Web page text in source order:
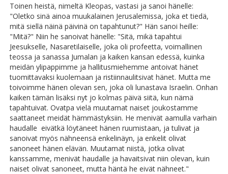
Toinen heistä, nimeltä Kleopas, vastasi ja sanoi hänelle:
"Oletko sinä ainoa muukalainen Jerusalemissa, joka et tiedä,
mitä siellä näinä päivinä on tapahtunut?" Hän sanoi heille:
"Mitä?" Niin he sanoivat hänelle: "Sitä, mikä tapahtui
Jeesukselle, Nasaretilaiselle, joka oli profeetta, voimallinen
teossa ja sanassa Jumalan ja kaiken kansan edessä, kuinka
meidän ylipappimme ja hallitusmiehemme antoivat hänet
tuomittavaksi kuolemaan ja ristiinnaulitsivat hänet. Mutta me
toivoimme hänen olevan sen, joka oli lunastava Israelin. Onhan
kaiken tämän lisäksi nyt jo kolmas päivä siitä, kun nämä
tapahtuivat. Ovatpa vielä muutamat naiset joukostamme
saattaneet meidät hämmästyksiin. He menivät aamulla varhain
haudalle eivätkä löytäneet hänen ruumistaan, ja tulivat ja
sanoivat myös nähneensä enkelinäyn, ja enkelit olivat
sanoneet hänen elävän. Muutamat niistä, jotka olivat
kanssamme, menivät haudalle ja havaitsivat niin olevan, kuin
naiset olivat sanoneet, mutta häntä he eivät nähneet."